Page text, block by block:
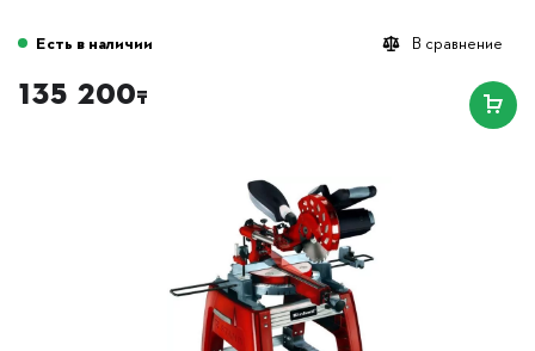
В сравнение
Есть в наличии
135 200₸